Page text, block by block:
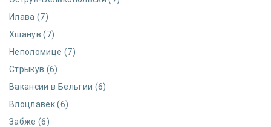
Илава (7)
Хшанув (7)
Неполомице (7)
Стрыкув (6)
Вакансии в Бельгии (6)
Влоцлавек (6)
Забже (6)